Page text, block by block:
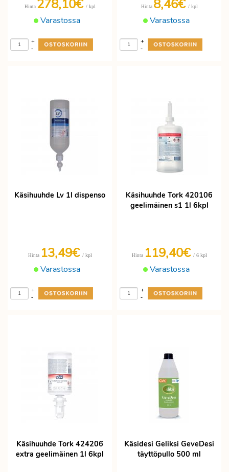
Varastossa
Hinta 278,10€ / kpl
-
+
Varastossa
Hinta 8,46€ / kpl
-
+
Käsihuuhde Lv 1l dispenso
Varastossa
Hinta 13,49€ / kpl
-
+
Käsihuuhde Tork 420106
geelimäinen s1 1l 6kpl
Varastossa
Hinta 119,40€ / 6 kpl
-
+
Käsihuuhde Tork 424206
extra geelimäinen 1l 6kpl
Käsidesi Geliksi GeveDesi
täyttöpullo 500 ml